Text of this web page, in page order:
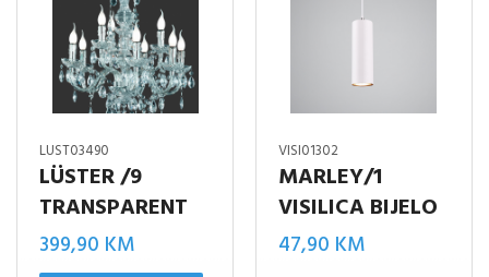
LUST03490
LÜSTER /9
TRANSPARENT
399,90 KM
VISI01302
MARLEY/1
VISILICA BIJELO
47,90 KM